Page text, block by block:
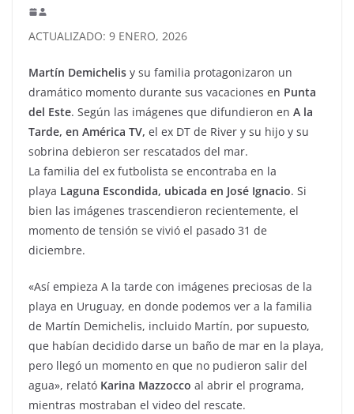
ACTUALIZADO: 9 ENERO, 2026
Martín Demichelis y su familia protagonizaron un
dramático momento durante sus vacaciones en Punta
del Este. Según las imágenes que difundieron en A la
Tarde, en América TV, el ex DT de River y su hijo y su
sobrina debieron ser rescatados del mar.
La familia del ex futbolista se encontraba en la
playa Laguna Escondida, ubicada en José Ignacio. Si
bien las imágenes trascendieron recientemente, el
momento de tensión se vivió el pasado 31 de
diciembre.
«Así empieza A la tarde con imágenes preciosas de la
playa en Uruguay, en donde podemos ver a la familia
de Martín Demichelis, incluido Martín, por supuesto,
que habían decidido darse un baño de mar en la playa,
pero llegó un momento en que no pudieron salir del
agua», relató Karina Mazzocco al abrir el programa,
mientras mostraban el video del rescate.